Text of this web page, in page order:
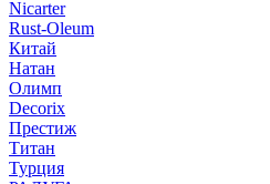
Nicarter
Rust-Oleum
Китай
Натан
Олимп
Decorix
Престиж
Титан
Турция